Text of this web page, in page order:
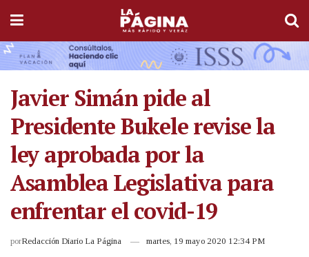
Javier Simán pide al
Presidente Bukele revise la
ley aprobada por la
Asamblea Legislativa para
enfrentar el covid-19
porRedacción Diario La Página martes, 19 mayo 2020 12:34 PM